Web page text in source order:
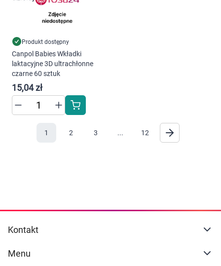
Produkt dostępny
Canpol Babies Wkładki
laktacyjne 3D ultrachłonne
czarne 60 sztuk
15,04 zł
1 2 3 ... 12
Kontakt
Menu